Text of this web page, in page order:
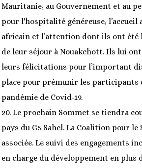
Mauritanie, au Gouvernement et au
pour l'hospitalité généreuse,
africain et l’attention dont ils ont été
de leur séjour à Nouakchott. Ils lui
leurs félicitations pour l’important
place pour prémunir les participants
pandémie de Covid-19.
20. Le prochain Sommet se tiendra
pays du G5 Sahel. La Coalition pour le
associée. Le suivi des engagements
en charge du développement en plus